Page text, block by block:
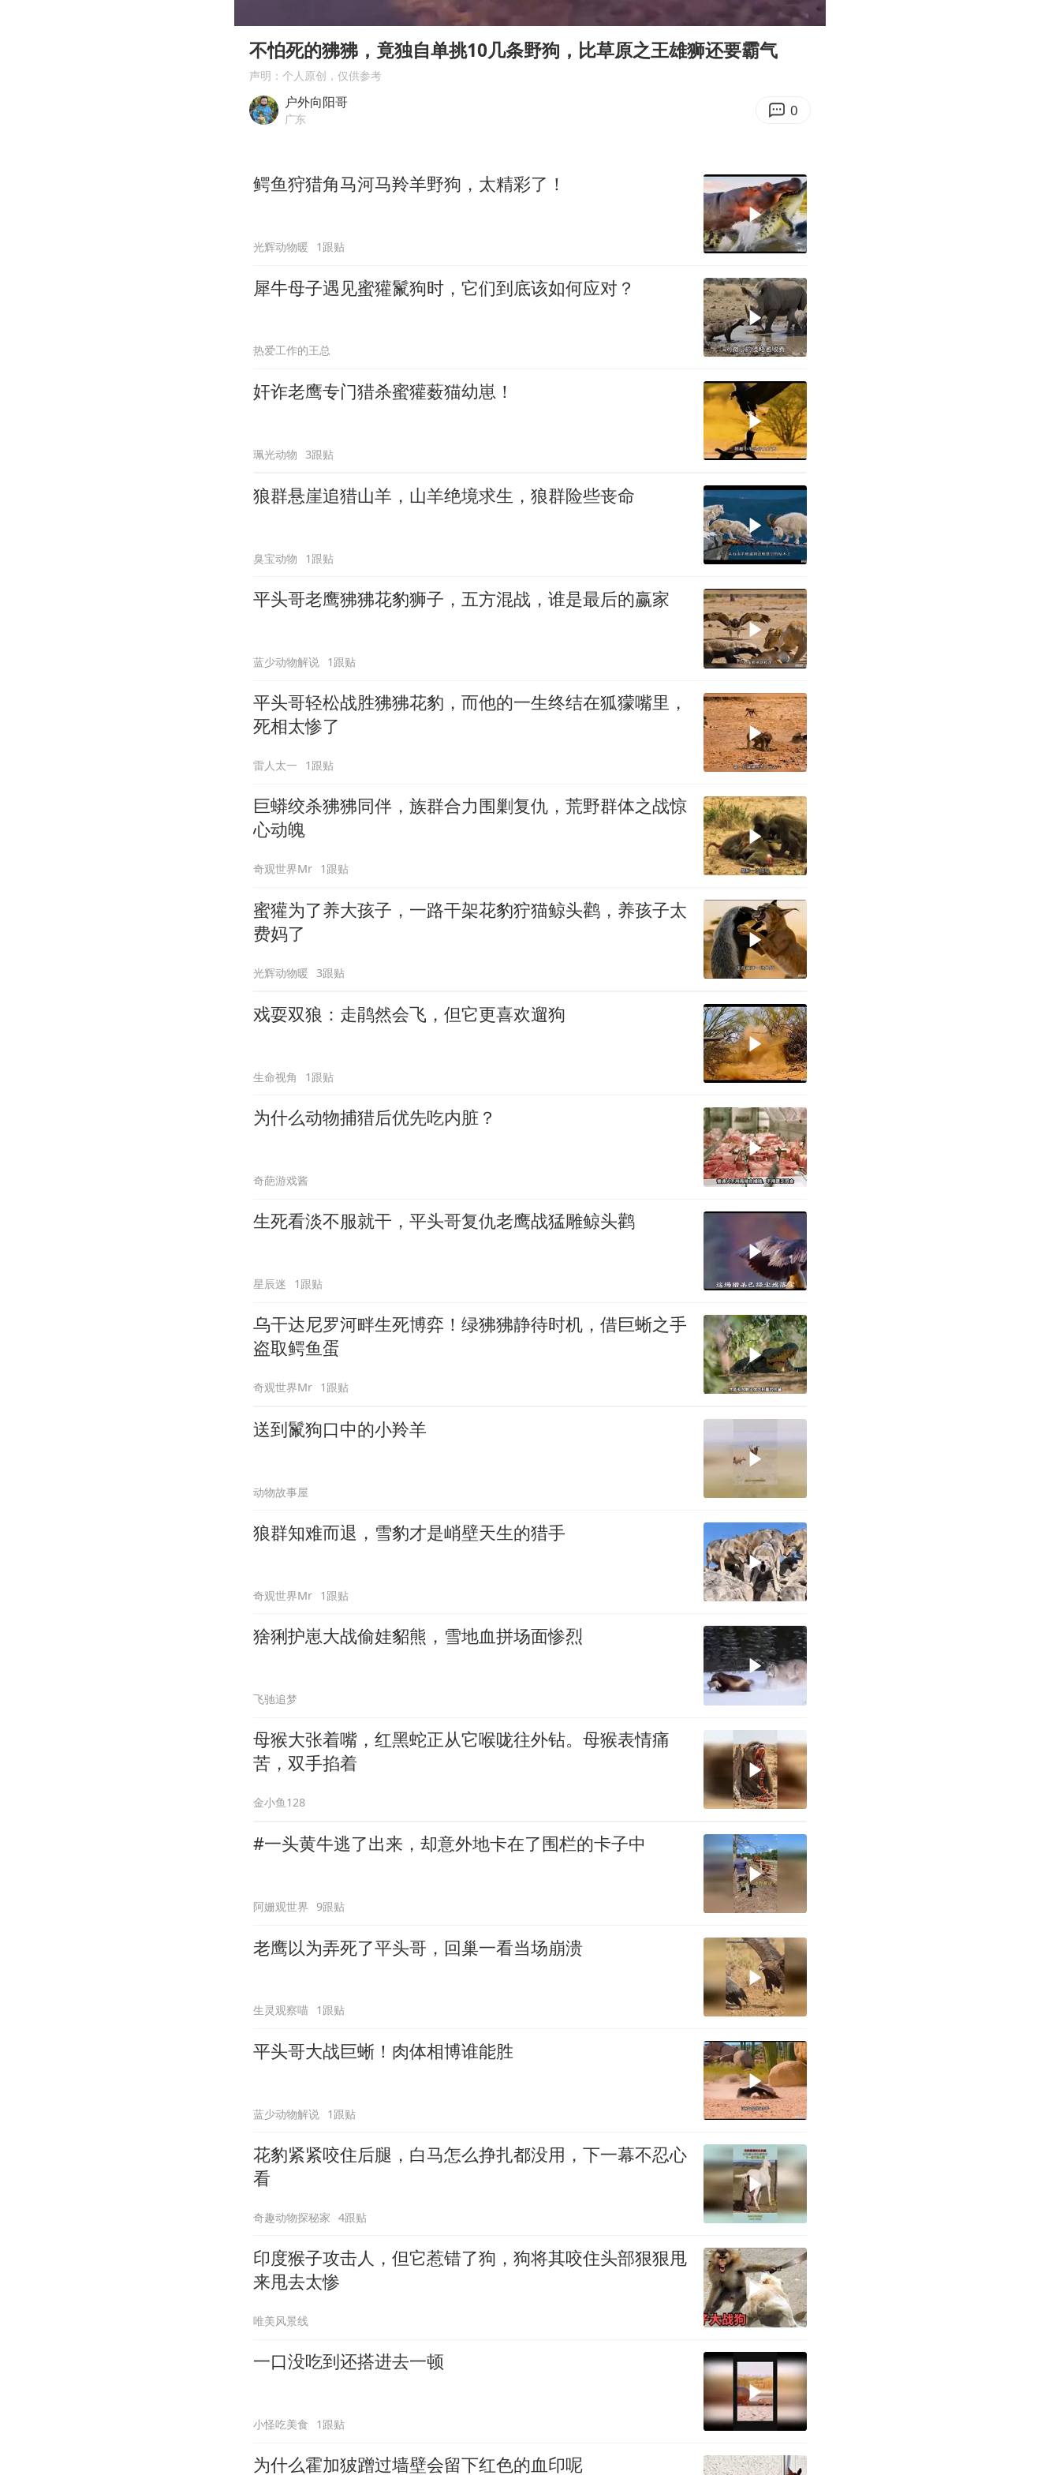
知识产权强国建设驶入“快车道”
余承东口误将24999元电脑报成2499
01:19
Enter
不怕死的狒狒，竟独自单挑10几条野狗，比草原之王雄狮还要霸气
声明：个人原创，仅供参考
户外向阳哥
广东 0
鳄鱼狩猎角马河马羚羊野狗，太精彩了！
光辉动物暖 1跟贴
犀牛母子遇见蜜獾鬣狗时，它们到底该如何应对？
热爱工作的王总
奸诈老鹰专门猎杀蜜獾薮猫幼崽！
珮光动物 3跟贴
狼群悬崖追猎山羊，山羊绝境求生，狼群险些丧命
臭宝动物 1跟贴
平头哥老鹰狒狒花豹狮子，五方混战，谁是最后的赢家
蓝少动物解说 1跟贴
平头哥轻松战胜狒狒花豹，而他的一生终结在狐獴嘴里，
死相太惨了
雷人太一 1跟贴
巨蟒绞杀狒狒同伴，族群合力围剿复仇，荒野群体之战惊
心动魄
奇观世界Mr 1跟贴
蜜獾为了养大孩子，一路干架花豹狞猫鲸头鹳，养孩子太
费妈了
光辉动物暖 3跟贴
戏耍双狼：走鹃然会飞，但它更喜欢遛狗
生命视角 1跟贴
为什么动物捕猎后优先吃内脏？
奇葩游戏酱
生死看淡不服就干，平头哥复仇老鹰战猛雕鲸头鹳
星辰迷 1跟贴
乌干达尼罗河畔生死博弈！绿狒狒静待时机，借巨蜥之手
盗取鳄鱼蛋
奇观世界Mr 1跟贴
送到鬣狗口中的小羚羊
动物故事屋
狼群知难而退，雪豹才是峭壁天生的猎手
奇观世界Mr 1跟贴
猞猁护崽大战偷娃貂熊，雪地血拼场面惨烈
飞驰追梦
母猴大张着嘴，红黑蛇正从它喉咙往外钻。母猴表情痛
苦，双手掐着
金小鱼128
#一头黄牛逃了出来，却意外地卡在了围栏的卡子中
阿姗观世界 9跟贴
老鹰以为弄死了平头哥，回巢一看当场崩溃
生灵观察喵 1跟贴
平头哥大战巨蜥！肉体相博谁能胜
蓝少动物解说 1跟贴
花豹紧紧咬住后腿，白马怎么挣扎都没用，下一幕不忍心
看
奇趣动物探秘家 4跟贴
印度猴子攻击人，但它惹错了狗，狗将其咬住头部狠狠甩
来甩去太惨
唯美风景线
一口没吃到还搭进去一顿
小怪吃美食 1跟贴
为什么霍加狓蹭过墙壁会留下红色的血印呢